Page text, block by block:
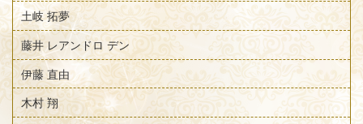
土岐 拓夢
藤井 レアンドロ デン
伊藤 直由
木村 翔